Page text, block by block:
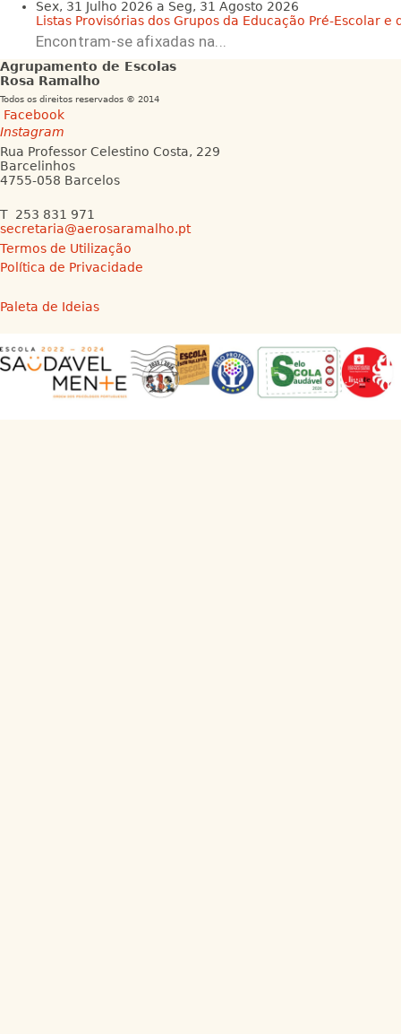
Sex, 31 Julho 2026 a Seg, 31 Agosto 2026
Listas Provisórias dos Grupos da Educação Pré-Escolar e
Encontram-se afixadas na...
Agrupamento de Escolas
Rosa Ramalho
Todos os direitos reservados © 2014
Facebook
Instagram
Rua Professor Celestino Costa, 229
Barcelinhos
4755-058 Barcelos
T 253 831 971
secretaria@aerosaramalho.pt
Termos de Utilização
Política de Privacidade
Paleta de Ideias